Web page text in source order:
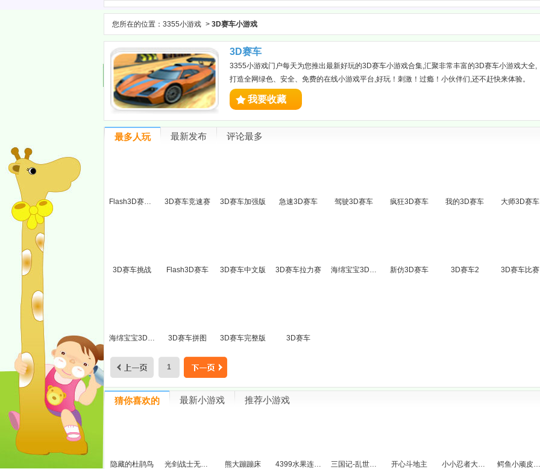
您所在的位置： 3355小游戏 > 3D赛车小游戏
3D赛车
3355小游戏门户每天为您推出最新好玩的3D赛车小游戏合集,汇聚非常丰富的3D赛车小游戏大全,
打造全网绿色、安全、免费的在线小游戏平台,好玩！刺激！过瘾！小伙伴们,还不赶快来体验。
我要收藏
最多人玩 最新发布 评论最多
Flash3D赛车(新) 3D赛车竞速赛 3D赛车加强版 急速3D赛车 驾驶3D赛车 疯狂3D赛车 我的3D赛车 大师3D赛车
3D赛车挑战 Flash3D赛车 3D赛车中文版 3D赛车拉力赛 海绵宝宝3D赛车2 新仿3D赛车 3D赛车2 3D赛车比赛
海绵宝宝3D赛车 3D赛车拼图 3D赛车完整版 3D赛车
1
猜你喜欢的 最新小游戏 推荐小游戏
隐藏的杜鹃鸟 光剑战士无敌版 熊大蹦蹦床 4399水果连连看 三国记-乱世群雄 开心斗地主 小小忍者大冒险 鳄鱼小顽皮爱洗澡